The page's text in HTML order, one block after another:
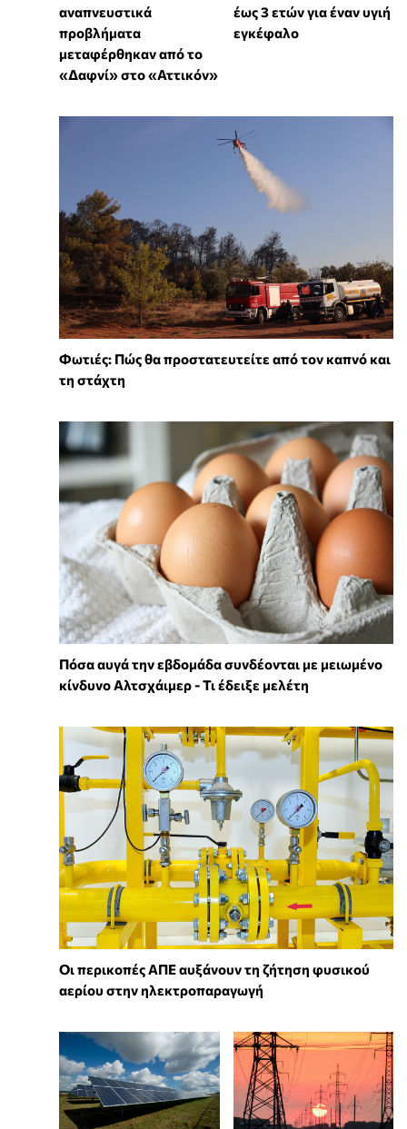
αναπνευστικά
προβλήματα
μεταφέρθηκαν από το
«Δαφνί» στο «Αττικόν»
έως 3 ετών για έναν υγιή
εγκέφαλο
Φωτιές: Πώς θα προστατευτείτε από τον καπνό και
τη στάχτη
Πόσα αυγά την εβδομάδα συνδέονται με μειωμένο
κίνδυνο Αλτσχάιμερ - Τι έδειξε μελέτη
Οι περικοπές ΑΠΕ αυξάνουν τη ζήτηση φυσικού
αερίου στην ηλεκτροπαραγωγή